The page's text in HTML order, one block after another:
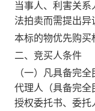
当事人、利害关
法拍卖而需提出异
本标的物优先购买
二、竞买人条件
（一）凡具备完
代理人（具备完全
授权委托书、委托